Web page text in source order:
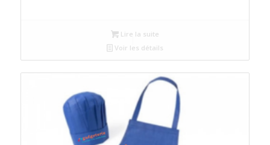
Lire la suite
Voir les détails